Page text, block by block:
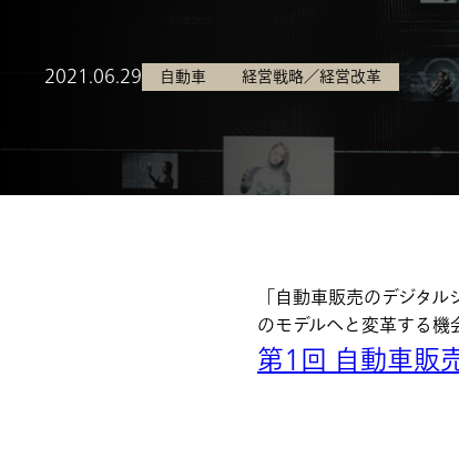
2021.06.29 自動車 経営戦略／経営改革
「自動車販売のデジタ
のモデルへと変革する
第1回 自動車販